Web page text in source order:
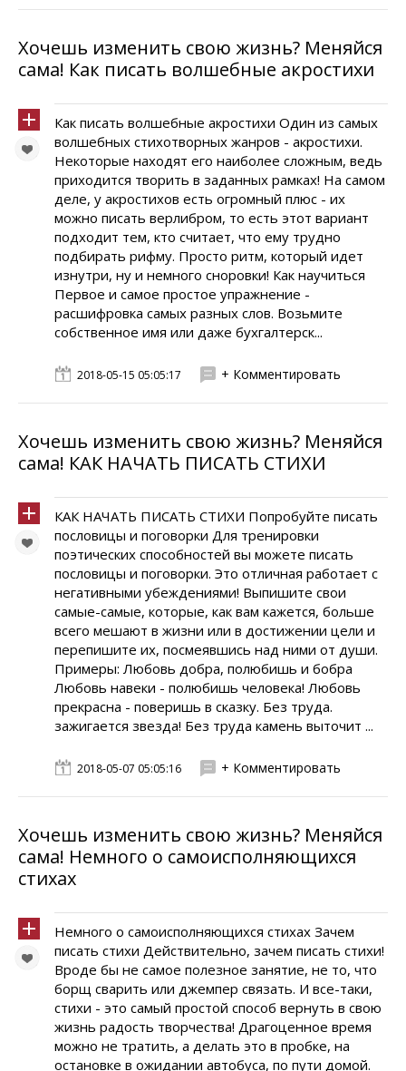
Хочешь изменить свою жизнь? Меняйся
сама! Как писать волшебные акростихи
Как писать волшебные акростихи Один из самых
волшебных стихотворных жанров - акростихи.
Некоторые находят его наиболее сложным, ведь
приходится творить в заданных рамках! На самом
деле, у акростихов есть огромный плюс - их
можно писать верлибром, то есть этот вариант
подходит тем, кто считает, что ему трудно
подбирать рифму. Просто ритм, который идет
изнутри, ну и немного сноровки! Как научиться
Первое и самое простое упражнение -
расшифровка самых разных слов. Возьмите
собственное имя или даже бухгалтерск...
2018-05-15 05:05:17 + Комментировать
Хочешь изменить свою жизнь? Меняйся
сама! КАК НАЧАТЬ ПИСАТЬ СТИХИ
КАК НАЧАТЬ ПИСАТЬ СТИХИ Попробуйте писать
пословицы и поговорки Для тренировки
поэтических способностей вы можете писать
пословицы и поговорки. Это отличная работает с
негативными убеждениями! Выпишите свои
самые-самые, которые, как вам кажется, больше
всего мешают в жизни или в достижении цели и
перепишите их, посмеявшись над ними от души.
Примеры: Любовь добра, полюбишь и бобра
Любовь навеки - полюбишь человека! Любовь
прекрасна - поверишь в сказку. Без труда.
зажигается звезда! Без труда камень выточит ...
2018-05-07 05:05:16 + Комментировать
Хочешь изменить свою жизнь? Меняйся
сама! Немного о самоисполняющихся
стихах
Немного о самоисполняющихся стихах Зачем
писать стихи Действительно, зачем писать стихи!
Вроде бы не самое полезное занятие, не то, что
борщ сварить или джемпер связать. И все-таки,
стихи - это самый простой способ вернуть в свою
жизнь радость творчества! Драгоценное время
можно не тратить, а делать это в пробке, на
остановке в ожидании автобуса, по пути домой.